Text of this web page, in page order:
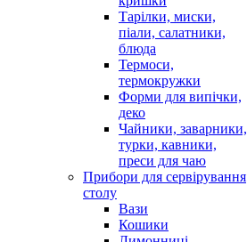
Тарілки, миски,
піали, салатники,
блюда
Термоси,
термокружки
Форми для випічки,
деко
Чайники, заварники,
турки, кавники,
преси для чаю
Прибори для сервірування
столу
Вази
Кошики